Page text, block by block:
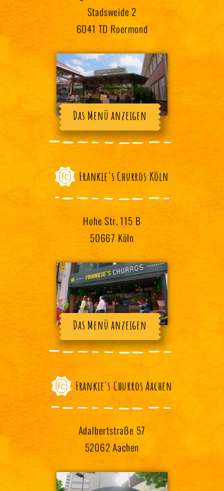
Stadsweide 2
6041 TD Roermond
Das Menü anzeigen
Frankie's Churros Köln
Hohe Str. 115 B
50667 Köln
Das Menü anzeigen
Frankie's Churros Aachen
Adalbertstraße 57
52062 Aachen